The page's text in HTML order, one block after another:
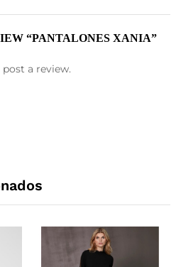
“PANTALONES XANIA”
a review.